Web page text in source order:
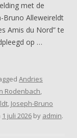
met de
Bruno Alleweireldt
Amis du Nord” te
op …
Andries
Rodenbach,
, Joseph-Bruno
1 juli 2026 by admin.